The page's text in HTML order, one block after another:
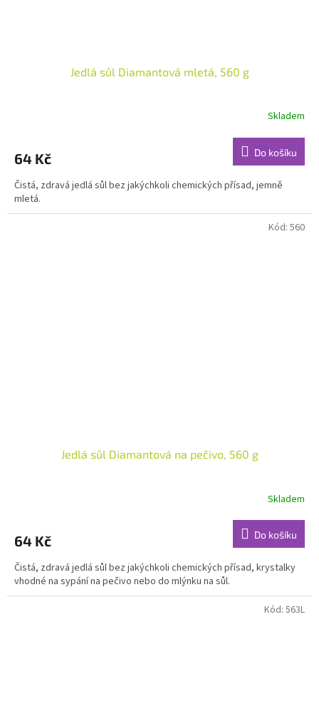
Jedlá sůl Diamantová mletá, 560 g
Skladem
64 Kč Do košíku
Čistá, zdravá jedlá sůl bez jakýchkoli chemických přísad, jemně
mletá.
Jedlá sůl Diamantová na pečivo, 560 g
Skladem
64 Kč Do košíku
Čistá, zdravá jedlá sůl bez jakýchkoli chemických přísad, krystalky
vhodné na sypání na pečivo nebo do mlýnku na sůl.
Kód: 560
Kód: 563L